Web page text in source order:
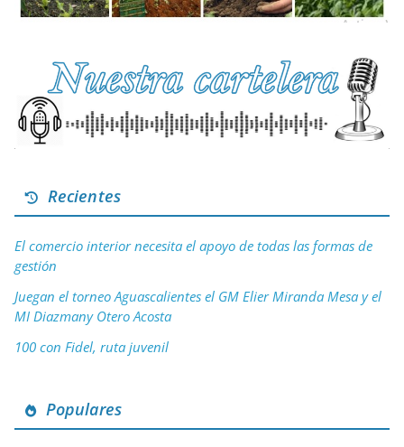
Recientes
El comercio interior necesita el apoyo de todas las formas de
gestión
Juegan el torneo Aguascalientes el GM Elier Miranda Mesa y el
MI Diazmany Otero Acosta
100 con Fidel, ruta juvenil
Populares